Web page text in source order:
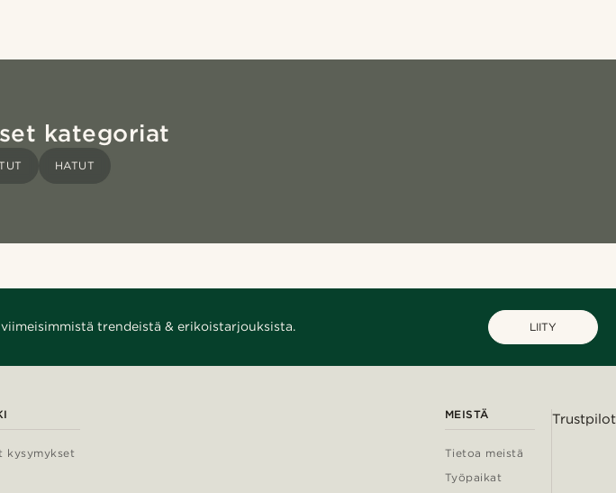
kategoriat
HATUT
trendeistä & erikoistarjouksista. LIITY
kysymykset
MEISTÄ
Tietoa meistä
Työpaikat
Trustpilot